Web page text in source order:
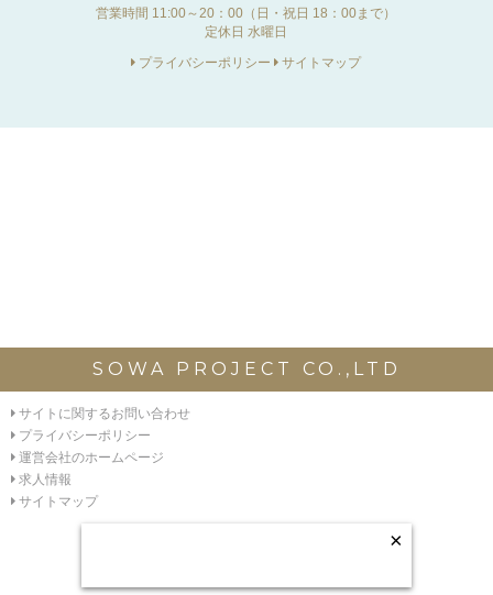
営業時間 11:00～20：00（日・祝日 18：00まで）
定休日 水曜日
プライバシーポリシー
サイトマップ
SOWA PROJECT CO.,LTD
サイトに関するお問い合わせ
プライバシーポリシー
運営会社のホームページ
求人情報
サイトマップ
×